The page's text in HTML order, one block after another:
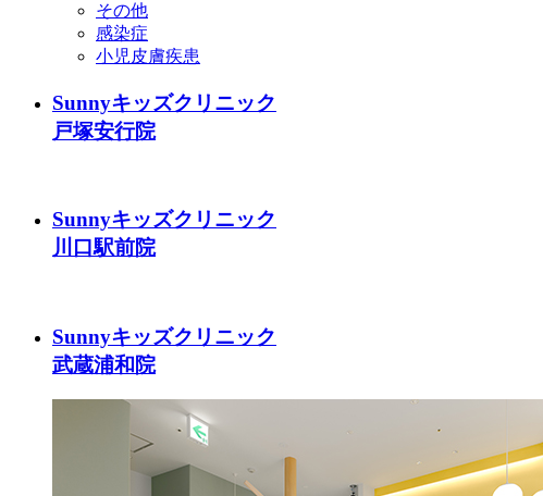
その他
感染症
小児皮膚疾患
Sunnyキッズクリニック
戸塚安行院
Sunnyキッズクリニック
川口駅前院
Sunnyキッズクリニック
武蔵浦和院